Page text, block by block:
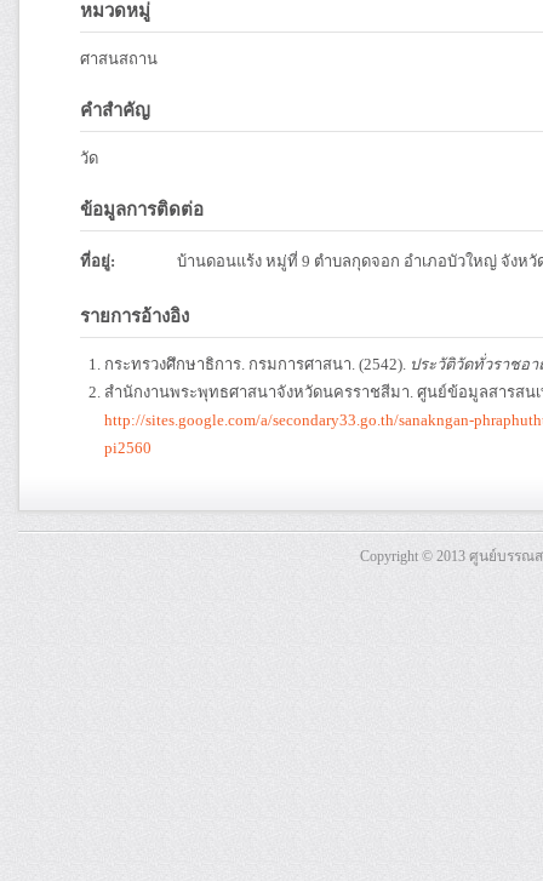
หมวดหมู่
ศาสนสถาน
คำสำคัญ
วัด
ข้อมูลการติดต่อ
ที่อยู่: บ้านดอนแร้ง หมู่ที่ 9 ตำบลกุดจอก อำเภอบัวใหญ่ จังหวั
รายการอ้างอิง
กระทรวงศึกษาธิการ. กรมการศาสนา. (2542). ประวัติวัดทั่วราชอ
สำนักงานพระพุทธศาสนาจังหวัดนครราชสีมา. ศูนย์ข้อมูลสารสน
http://sites.google.com/a/secondary33.go.th/sanakngan-
pi2560
Copyright © 2013 ศูนย์บรร